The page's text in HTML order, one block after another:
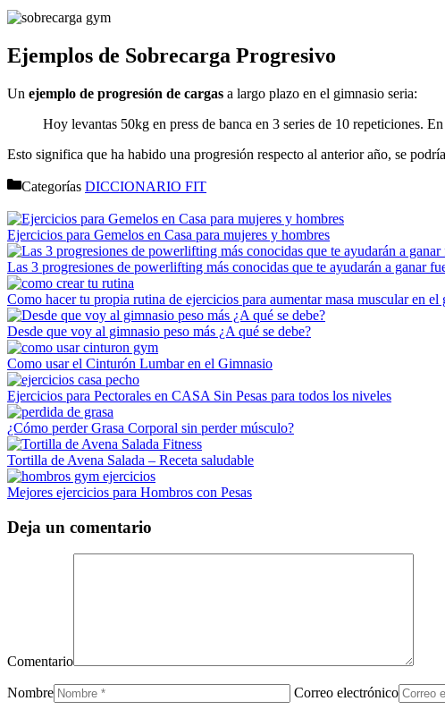
Ejemplos de Sobrecarga Progresivo
Un ejemplo de progresión de cargas a largo plazo en el gimnasio seria:
Hoy levantas 50kg en press de banca en 3 series de 10 repeticiones.
Esto significa que ha habido una progresión respecto al anterior año, se
Categorías DICCIONARIO FIT
Ejercicios para Gemelos en Casa para mujeres y hombres
Las 3 progresiones de powerlifting más conocidas que te ayudarán a ganar
Como hacer tu propia rutina de ejercicios para aumentar masa muscular en el
Desde que voy al gimnasio peso más ¿A qué se debe?
Como usar el Cinturón Lumbar en el Gimnasio
Ejercicios para Pectorales en CASA Sin Pesas para todos los niveles
¿Cómo perder Grasa Corporal sin perder músculo?
Tortilla de Avena Salada – Receta saludable
Mejores ejercicios para Hombros con Pesas
Deja un comentario
Comentario
Nombre Correo electrónico